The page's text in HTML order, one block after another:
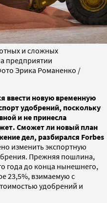
и сложных
предприятии
Эрика Романенко /
ввести новую временную
удобрений, поскольку
и не принесла
Сможет ли новый план
дел, разбирался Forbes
изменить экспортную
Прежняя пошлина,
года до конца нынешнего,
23,5%, взимаемую с
удобрений и